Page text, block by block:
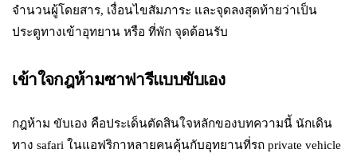
จำนวนผู้โดยสาร, เงื่อนไขสัมภาระ และจุดลงสุดท้ายว่าเป็น
ประตูทางเข้าอุทยาน หรือ ที่พัก จุดต้อนรับ
เข้าใจกฎห้ามซาฟารีแบบขับเอง
กฎห้าม ขับเอง คือประเด็นตัดสินใจหลักของบทความนี้ นักเดิน
ทาง safari ในแอฟริกาหลายคนคุ้นกับอุทยานที่รถ private vehicle